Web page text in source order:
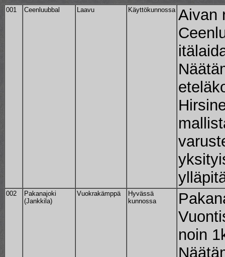
001 Ceenluubbal Laavu Käyttökunnossa Aivan
002
Pakanajoki
(Jankkila)
Vuokrakämppä
Hyvässä
kunnossa
noin